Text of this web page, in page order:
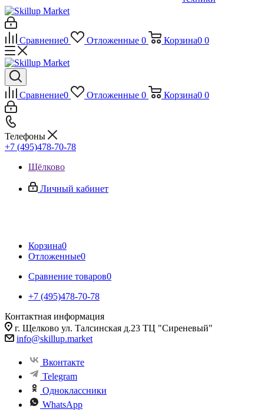
Сравнение0 Отложенные 0 Корзина0 0
Сравнение0 Отложенные 0 Корзина0 0
Телефоны
+7 (495)478-70-78
Щёлково
Личный кабинет
Корзина0
Отложенные0
Сравнение товаров0
+7 (495)478-70-78
Контактная информация
г. Щелково ул. Талсинская д.23 ТЦ "Сиреневый"
info@skillup.market
Вконтакте
Telegram
Одноклассники
WhatsApp